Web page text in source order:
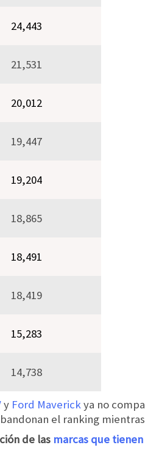
24,443
21,531
20,012
19,447
19,204
18,865
18,491
18,419
15,283
14,738
y Ford Maverickya no
el ranking
de las marcas que